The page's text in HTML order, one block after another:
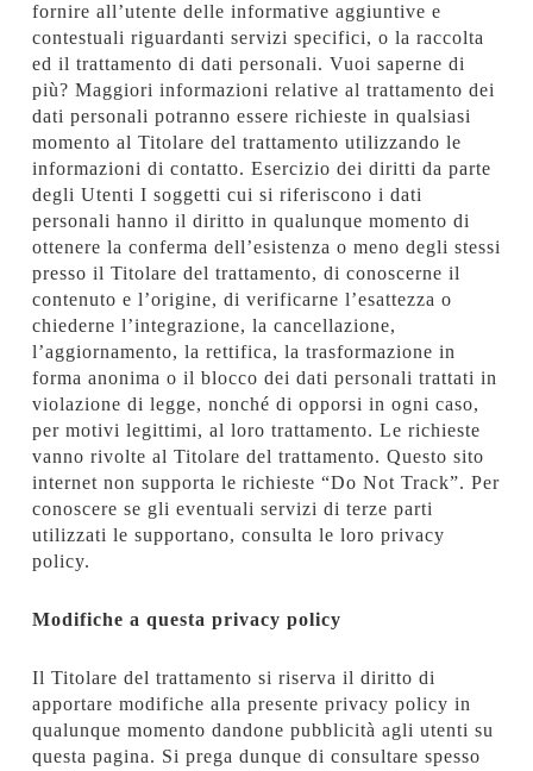
fornire all’utente delle informative aggiuntive e
contestuali riguardanti servizi specifici, o la raccolta
ed il trattamento di dati personali. Vuoi saperne di
più? Maggiori informazioni relative al trattamento dei
dati personali potranno essere richieste in qualsiasi
momento al Titolare del trattamento utilizzando le
informazioni di contatto. Esercizio dei diritti da parte
degli Utenti I soggetti cui si riferiscono i dati
personali hanno il diritto in qualunque momento di
ottenere la conferma dell’esistenza o meno degli stessi
presso il Titolare del trattamento, di conoscerne il
contenuto e l’origine, di verificarne l’esattezza o
chiederne l’integrazione, la cancellazione,
l’aggiornamento, la rettifica, la trasformazione in
forma anonima o il blocco dei dati personali trattati in
violazione di legge, nonché di opporsi in ogni caso,
per motivi legittimi, al loro trattamento. Le richieste
vanno rivolte al Titolare del trattamento. Questo sito
internet non supporta le richieste “Do Not Track”. Per
conoscere se gli eventuali servizi di terze parti
utilizzati le supportano, consulta le loro privacy
policy.
Modifiche a questa privacy policy
Il Titolare del trattamento si riserva il diritto di
apportare modifiche alla presente privacy policy in
qualunque momento dandone pubblicità agli utenti su
questa pagina. Si prega dunque di consultare spesso